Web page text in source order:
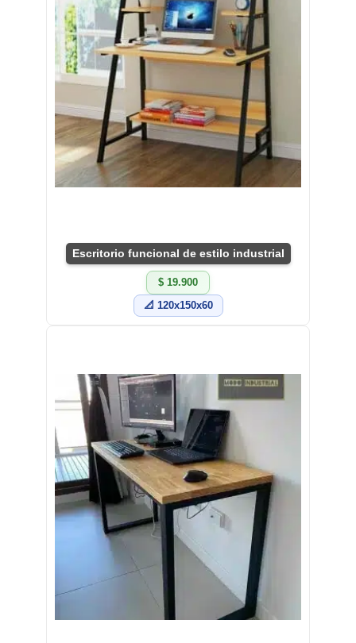
Escritorio funcional de estilo industrial
$ 19.900
📐 120x150x60